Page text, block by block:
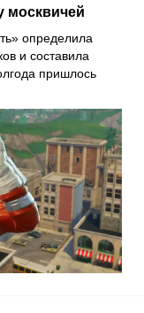
москвичей
определила
и составила
пришлось